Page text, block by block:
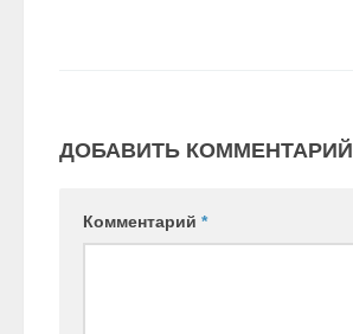
ДОБАВИТЬ КОММЕНТАРИЙ
Комментарий *